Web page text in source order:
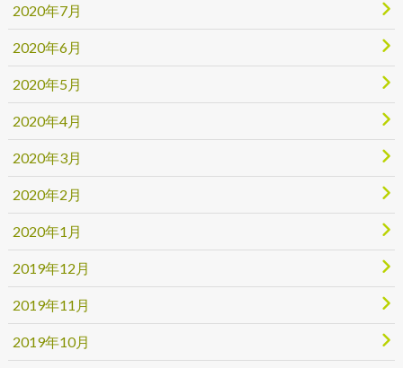
2020年7月
2020年6月
2020年5月
2020年4月
2020年3月
2020年2月
2020年1月
2019年12月
2019年11月
2019年10月